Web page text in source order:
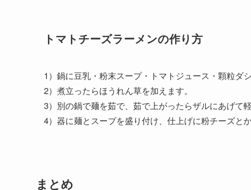
トマトチーズラーメンの作り方
1）鍋に豆乳・粉末スープ・トマトジュース・顆粒ダ
2）煮立ったらほうれん草を加えます。
3）別の鍋で麺を茹で、茹で上がったらザルにあげて
4）器に麺とスープを盛り付け、仕上げに粉チーズと
まとめ